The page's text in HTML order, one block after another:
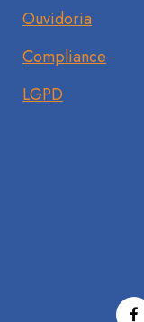
Ouvidoria
Compliance
LGPD